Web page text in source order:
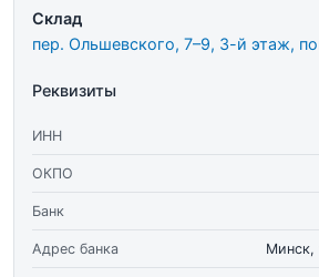
Склад
пер. Ольшевского, 7–9, 3-й этаж,
Реквизиты
ИНН
ОКПО
Банк
Адрес банка Минск,